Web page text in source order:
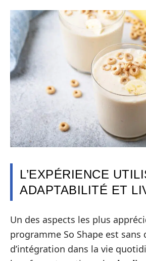
L’EXPÉRIENCE
ADAPTABILITÉ ET
Un des aspects les plus
programme So Shape est
d’intégration dans la vie